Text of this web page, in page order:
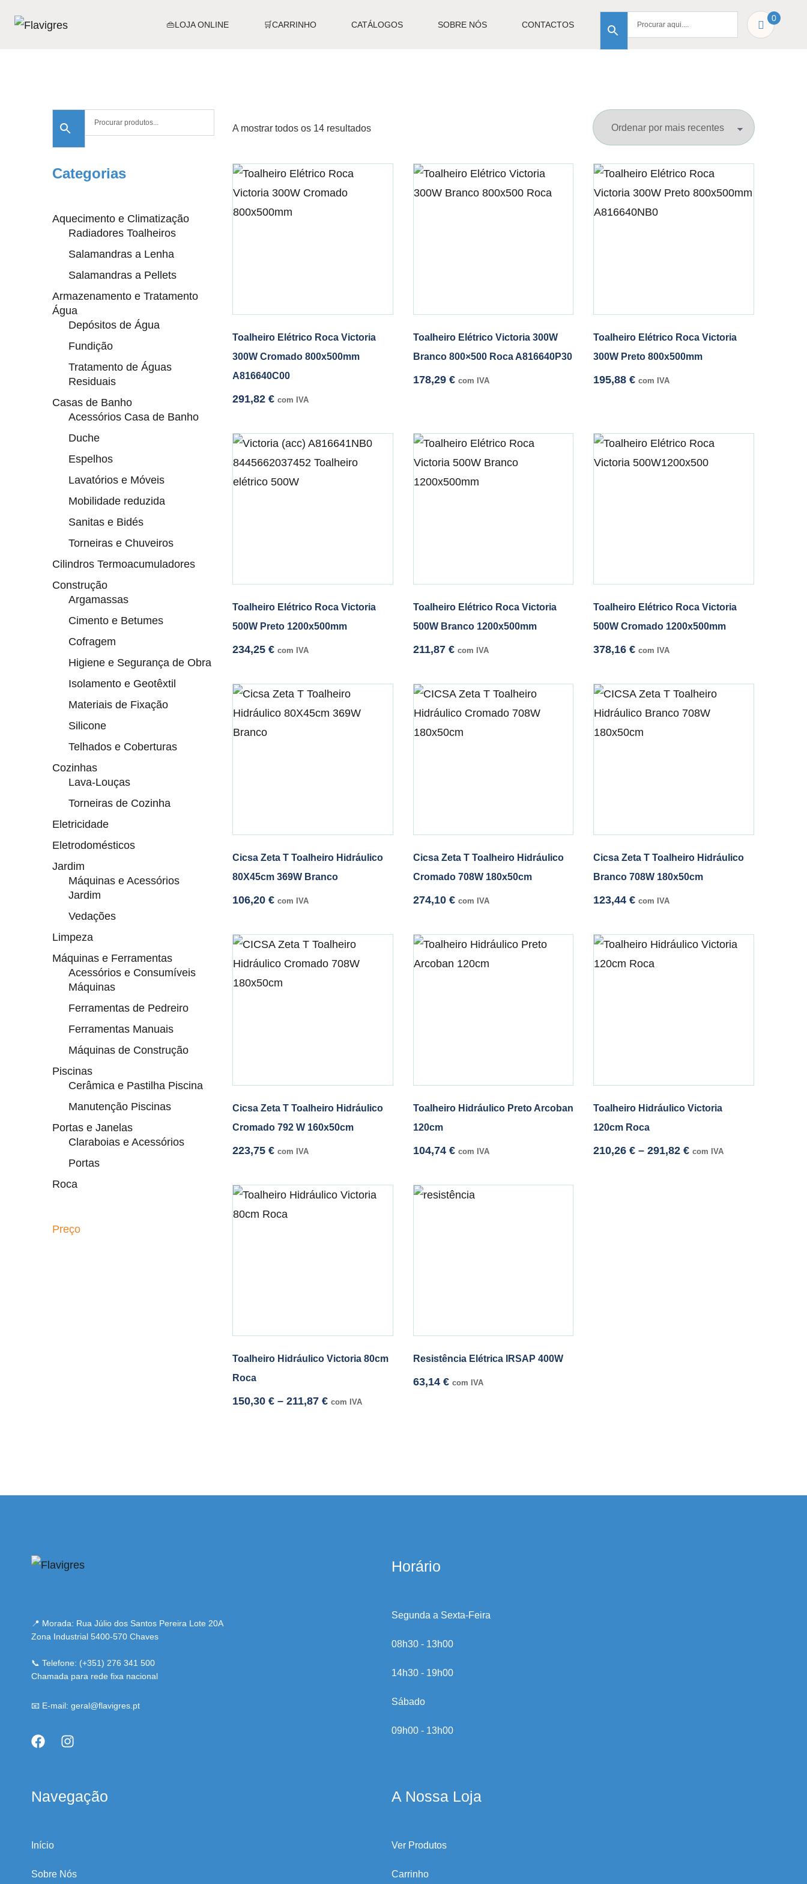
👜LOJA ONLINE 🛒CARRINHO CATÁLOGOS SOBRE NÓS CONTACTOS
0
A mostrar todos os 14 resultados
Toalheiro Elétrico Roca Victoria
300W Cromado 800x500mm
A816640C00
291,82 € com IVA
Toalheiro Elétrico Victoria 300W
Branco 800×500 Roca A816640P30
178,29 € com IVA
Toalheiro Elétrico Roca Victoria
300W Preto 800x500mm
195,88€ com IVA
Toalheiro Elétrico Roca Victoria
500W Preto 1200x500mm
234,25 € com IVA
Toalheiro Elétrico Roca Victoria
500W Branco 1200x500mm
211,87 € com IVA
Toalheiro Elétrico Roca Victoria
500W Cromado 1200x500mm
378,16€ com IVA
Cicsa Zeta T Toalheiro Hidráulico
80X45cm 369W Branco
106,20 € com IVA
Cicsa Zeta T Toalheiro Hidráulico
Cromado 708W 180x50cm
274,10 € com IVA
Cicsa Zeta T Toalheiro Hidráulico
Branco 708W 180x50cm
123,44€ com IVA
Cicsa Zeta T Toalheiro Hidráulico
Cromado 792 W 160x50cm
223,75 € com IVA
Toalheiro Hidráulico Preto Arcoban
120cm
104,74 € com IVA
Toalheiro Hidráulico Victoria
120cm Roca
210,26€ – 291,82€ com IVA
Toalheiro Hidráulico Victoria 80cm
Roca
150,30 € – 211,87 € com IVA
Resistência Elétrica IRSAP 400W
63,14 € com IVA
Categorias
Aquecimento e Climatização
Radiadores Toalheiros
Salamandras a Lenha
Salamandras a Pellets
Armazenamento e Tratamento
Água
Depósitos de Água
Fundição
Tratamento de Águas
Residuais
Casas de Banho
Acessórios Casa de Banho
Duche
Espelhos
Lavatórios e Móveis
Mobilidade reduzida
Sanitas e Bidés
Torneiras e Chuveiros
Cilindros Termoacumuladores
Construção
Argamassas
Cimento e Betumes
Cofragem
Higiene e Segurança de Obra
Isolamento e Geotêxtil
Materiais de Fixação
Silicone
Telhados e Coberturas
Cozinhas
Lava-Louças
Torneiras de Cozinha
Eletricidade
Eletrodomésticos
Jardim
Máquinas e Acessórios
Jardim
Vedações
Limpeza
Máquinas e Ferramentas
Acessórios e Consumíveis
Máquinas
Ferramentas de Pedreiro
Ferramentas Manuais
Máquinas de Construção
Piscinas
Cerâmica e Pastilha Piscina
Manutenção Piscinas
Portas e Janelas
Claraboias e Acessórios
Portas
Roca
Preço
📍 Morada: Rua Júlio dos Santos Pereira Lote 20A
Zona Industrial 5400-570 Chaves
📞 Telefone: (+351) 276 341 500
Chamada para rede fixa nacional
📧 E-mail: geral@flavigres.pt
Horário
Segunda a Sexta-Feira
08h30 - 13h00
14h30 - 19h00
Sábado
09h00 - 13h00
Navegação
Início
Sobre Nós
A Nossa Loja
Ver Produtos
Carrinho